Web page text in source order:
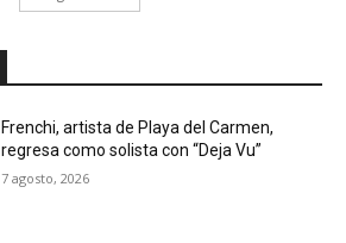
Frenchi, artista de Playa del Carmen,
regresa como solista con “Deja Vu”
7 agosto, 2026